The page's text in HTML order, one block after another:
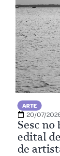
ARTE
20/07/
Sesc no
edital
de